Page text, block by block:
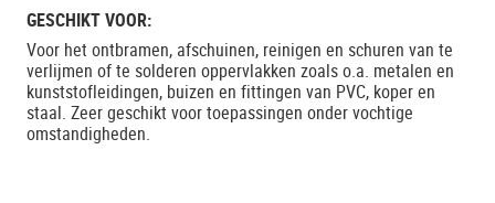
GESCHIKT VOOR:
Voor het ontbramen, afschuinen, reinigen en schuren van te
verlijmen of te solderen oppervlakken zoals o.a. metalen en
kunststofleidingen, buizen en fittingen van PVC, koper en
staal. Zeer geschikt voor toepassingen onder vochtige
omstandigheden.